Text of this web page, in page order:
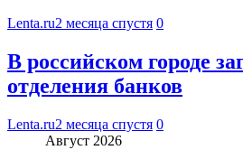
Lenta.ru2 месяца спустя 0
В российском городе
отделения банков
Lenta.ru2 месяца спустя 0
Август 2026